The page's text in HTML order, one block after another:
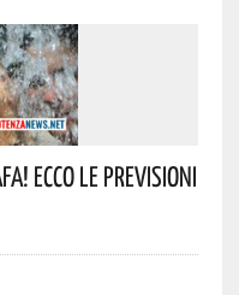
Ecco Le Previsioni